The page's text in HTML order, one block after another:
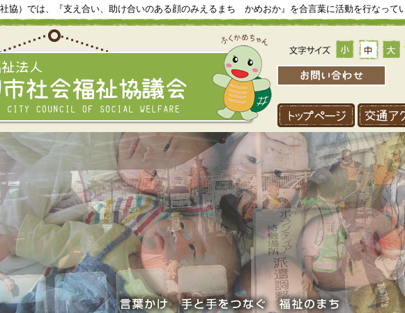
協）では、『支え合い、助け合いのある顔のみえるまち かめおか』を合言葉に活動を行なって